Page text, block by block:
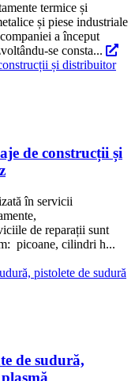
termice și
și piese industriale
a început
se consta...
de construcții și
în servicii
de reparații sunt
picoane, cilindri h...
de sudură,